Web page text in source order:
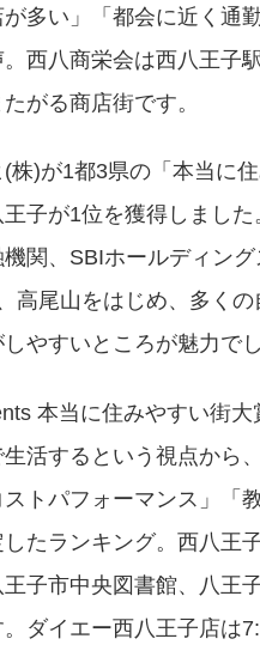
が多い」「都会に近く通
西八商栄会は西八王子
がる商店街です。
株)が1都3県の「本当に
子が1位を獲得しまし
機関、SBIホールディン
高尾山をはじめ、多く
やすいところが魅力でし
本当に住みやすい街
活するという視点から
トパフォーマンス」「
たランキング。西八王
子市中央図書館、八王
ダイエー西八王子店は